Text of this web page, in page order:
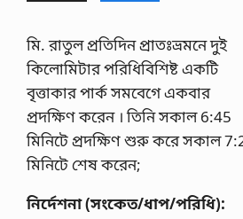
মি. রাতুল প্রতিদিন প্রাতঃভ্রমনে দুই
কিলােমিটার পরিধিবিশিষ্ট একটি
বৃত্তাকার পার্ক সমবেগে একবার
প্রদক্ষিণ করেন । তিনি সকাল 6:45
মিনিটে প্রদক্ষিণ শুরু করে সকাল
মিনিটে শেষ করেন;
নির্দেশনা (সংকেত/ধাপ/পরিধি):